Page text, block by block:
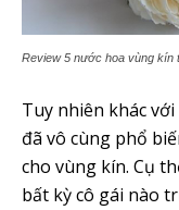
Review 5 nước hoa vùng kín
Tuy nhiên khác
đã vô cùng phổ
cho vùng kín. Cụ
bất kỳ cô gái nào